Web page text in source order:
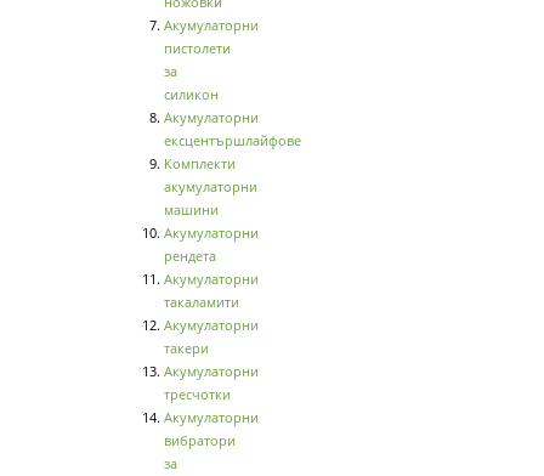
Акумулаторни
пистолети
за
силикон
Акумулаторни
ексцентършлайфове
Комплекти
акумулаторни
машини
Акумулаторни
рендета
Акумулаторни
такаламити
Акумулаторни
такери
Акумулаторни
тресчотки
Акумулаторни
вибратори
за